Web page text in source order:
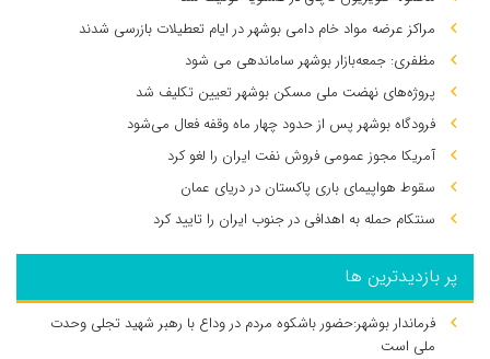
مراکز عرضه مواد خام دامی بوشهر در ایام تعطیلات بازرسی شدند
مظفری: جمعه‌بازار بوشهر ساماندهی می‌ شود
پروژه‌های نهضت ملی مسکن بوشهر تعیین تکلیف شد
فرودگاه بوشهر پس از حدود چهار ماه وقفه فعال می‌شود
آمریکا مجوز عمومی فروش نفت ایران را لغو کرد
سقوط هواپیمای باری پاکستان در دریای عمان
سنتکام حمله به اهدافی در جنوب ایران را تایید کرد
پر بازدیدترین ها
فرماندار بوشهر:حضور باشکوه مردم در وداع با رهبر شهید تجلی وحدت
ملی است